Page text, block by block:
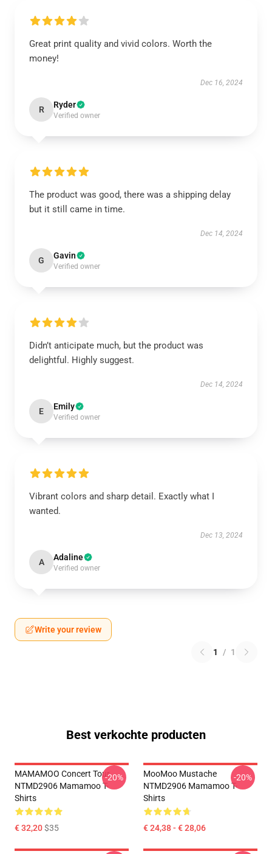
Great print quality and vivid colors. Worth the
money!
Dec 16, 2024
R Ryder
Verified owner
The product was good, there was a shipping delay
but it still came in time.
Dec 14, 2024
G Gavin
Verified owner
Didn’t anticipate much, but the product was
delightful. Highly suggest.
Dec 14, 2024
E Emily
Verified owner
Vibrant colors and sharp detail. Exactly what I
wanted.
Dec 13, 2024
A Adaline
Verified owner
Write your review
1 / 1
Best verkochte producten
MAMAMOO Concert Tour
NTMD2906 Mamamoo T-
Shirts
€ 32,20$35
-20%
MooMoo Mustache
NTMD2906 Mamamoo T-
Shirts
€ 24,38 - € 28,06
-20%